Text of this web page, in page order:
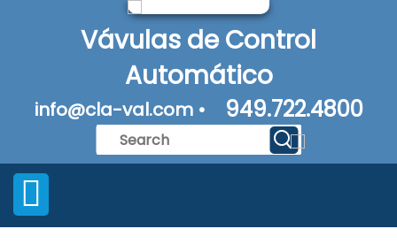
Vávulas de Control
Automático
info@cla-val.com • 949.722.4800